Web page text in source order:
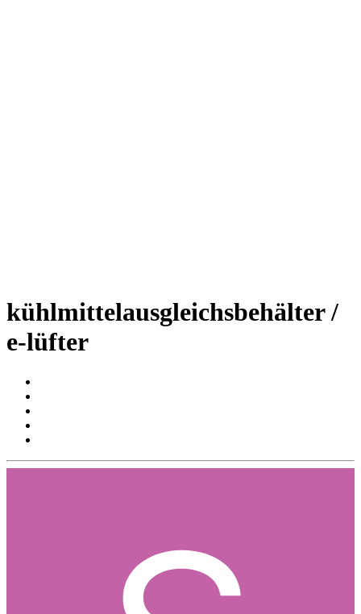
kühlmittelausgleichsbehälter /
e-lüfter